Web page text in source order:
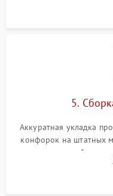
5.
Аккуратная укладка
конфорок на штатных
проверкой
термостойкого